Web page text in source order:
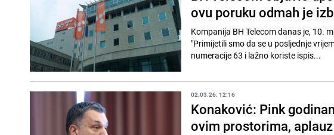
ovu poruku odmah je
Kompanija BH Telecom danas je, 10.
"Primijetili smo da se u posljednje
numeracije 63 i lažno koriste ispis...
02.03.26. 12:16
Konaković: Pink
ovim prostorima,